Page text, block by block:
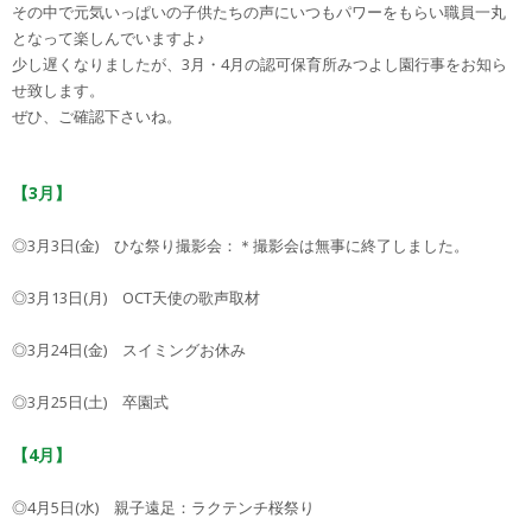
その中で元気いっぱいの子供たちの声にいつもパワーをもらい職員一丸
となって楽しんでいますよ♪
少し遅くなりましたが、3月・4月の認可保育所みつよし園行事をお知ら
せ致します。
ぜひ、ご確認下さいね。
【3月】
◎3月3日(金) ひな祭り撮影会：＊撮影会は無事に終了しました。
◎3月13日(月) OCT天使の歌声取材
◎3月24日(金) スイミングお休み
◎3月25日(土) 卒園式
【4月】
◎4月5日(水) 親子遠足：ラクテンチ桜祭り